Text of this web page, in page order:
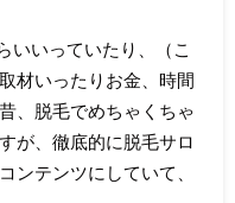
いいっていたり、（こ
材いったりお金、時間
、脱毛でめちゃくちゃ
が、徹底的に脱毛サロ
ンテンツにしていて、